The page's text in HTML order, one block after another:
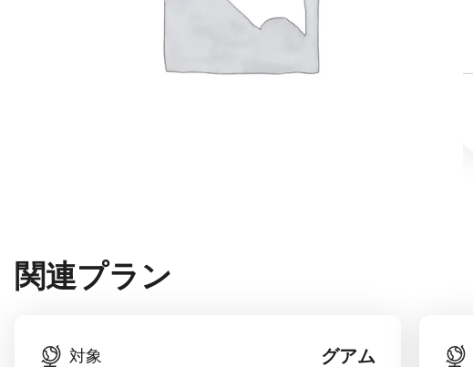
関連プラン
対象 グアム